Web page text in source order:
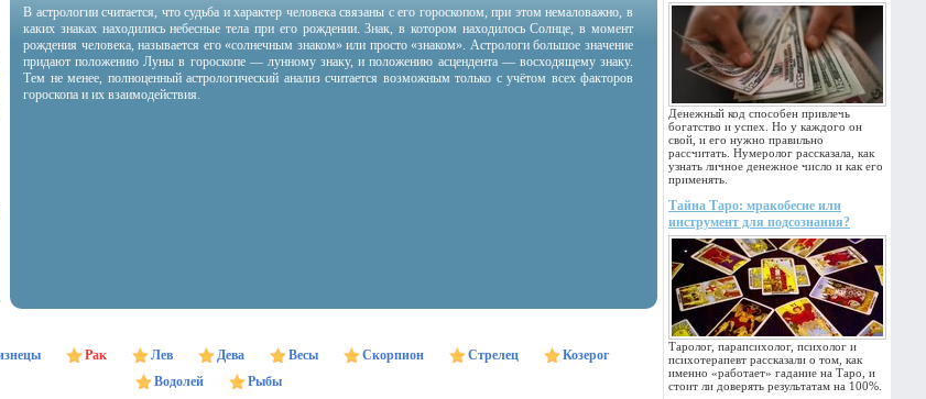
Денежный код способен привлечь
богатство и успех. Но у каждого он
свой, и его нужно правильно
рассчитать. Нумеролог рассказала, как
узнать личное денежное число и как его
применять.
Тайна Таро: мракобесие или
инструмент для подсознания?
Таролог, парапсихолог, психолог и
психотерапевт рассказали о том, как
именно «работает» гадание на Таро, и
стоит ли доверять результатам на 100%.
В астрологии считается, что судьба и характер человека связаны с его гороскопом, при этом немаловажно, в
каких знаках находились небесные тела при его рождении. Знак, в котором находилось Солнце, в момент
рождения человека, называется его «солнечным знаком» или просто «знаком». Астрологи большое значение
придают положению Луны в гороскопе — лунному знаку, и положению асцендента — восходящему знаку.
Тем не менее, полноценный астрологический анализ считается возможным только с учётом всех факторов
гороскопа и их взаимодействия.
Рак Лев Дева Весы Скорпион Стрелец
Козерог
Водолей
Рыбы